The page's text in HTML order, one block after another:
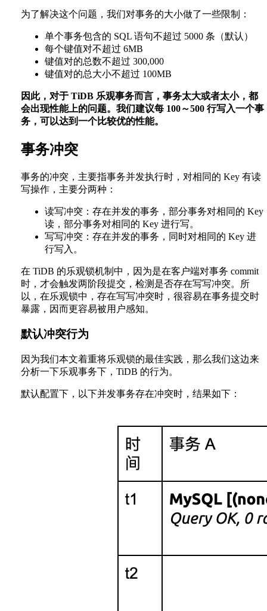
为了解决这个问题，我们对事务的大小做了一些限制：
单个事务包含的 SQL 语句不超过 5000 条（默认）
每个键值对不超过 6MB
键值对的总数不超过 300,000
键值对的总大小不超过 100MB
因此，对于 TiDB 乐观事务而言，事务太大或者太小，都
会出现性能上的问题。我们建议每 100～500 行写入一个事
务，可以达到一个比较优的性能。
事务冲突
事务的冲突，主要指事务并发执行时，对相同的 Key 有读
写操作，主要分两种：
读写冲突：存在并发的事务，部分事务对相同的 Key
读，部分事务对相同的 Key 进行写。
写写冲突：存在并发的事务，同时对相同的 Key 进
行写入。
在 TiDB 的乐观锁机制中，因为是在客户端对事务 commit
时，才会触发两阶段提交，检测是否存在写写冲突。所
以，在乐观锁中，存在写写冲突时，很容易在事务提交时
暴露，因而更容易被用户感知。
默认冲突行为
因为我们本文着重将乐观锁的最佳实践，那么我们这边来
分析一下乐观事务下，TiDB 的行为。
默认配置下，以下并发事务存在冲突时，结果如下：